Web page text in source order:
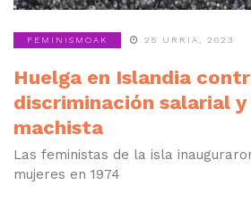
FEMINISMOAK 25 URRIA, 2023
Huelga en Islandia
discriminación salarial
machista
Las feministas de la isla
mujeres en 1974